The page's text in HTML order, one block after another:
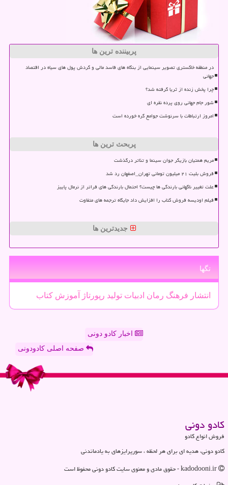
پربیننده ترین ها
در منطقه خاکستری تصویر سینمایی از بنگاه های فاسد مالی و گردش پول های سیاه در اقتصاد
جهانی
چرا پخش زنده از ثریا گرفته شد؟
شور جام جهانی روی پرده نقره ای
امروز ارتباطات با سرنوشت جوامع گره خورده است
پربحث ترین ها
مریم همتیان بازیگر جوان سینما و تئاتر درگذشت
فروش بلیت ۲۱ میلیون تومانی تهران_اصفهان رد شد
علت تغییر ناگهانی بارندگی ها چیست؟ احتمال بارندگی های فراتر از نرمال پاییز
فیلم اودیسه فروش کتاب را افزایش داد جایگاه ترجمه های متفاوت
جدیدترین ها
تگها
انتشار فرهنگ رمان ادبیات تولید رپورتاژ آموزش كتاب
اخبار کادو دونی
صفحه اصلی کادودونی
كادو دونی
فروش انواع کادو
کادو دونی، هدیه ای برای هر لحظه ، سورپرایزهای به یادماندنی